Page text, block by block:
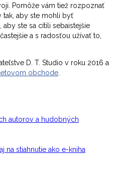
Pomôže vám tiež rozpoznať
tak, aby ste mohli byť
ste sa cítili sebaistejšie
a s radosťou užívať to,
D. T. Studio v roku 2016 a
obchode
autorov a hudobných
na stiahnutie ako e-kniha